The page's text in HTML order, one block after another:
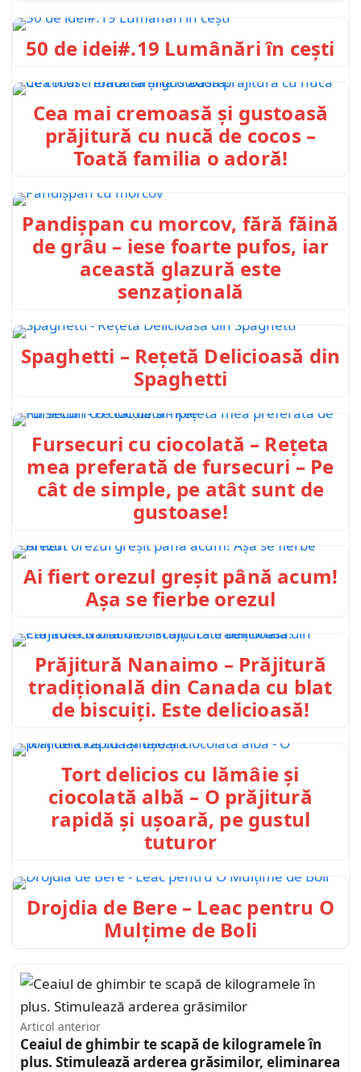
50 de idei#.19 Lumânări în ceşti
Cea mai cremoasă și gustoasă
prăjitură cu nucă de cocos –
Toată familia o adoră!
Pandișpan cu morcov, fără făină
de grâu – iese foarte pufos, iar
această glazură este
senzațională
Spaghetti – Rețetă Delicioasă din
Spaghetti
Fursecuri cu ciocolată – Rețeta
mea preferată de fursecuri – Pe
cât de simple, pe atât sunt de
gustoase!
Ai fiert orezul greșit până acum!
Așa se fierbe orezul
Prăjitură Nanaimo – Prăjitură
tradițională din Canada cu blat
de biscuiți. Este delicioasă!
Tort delicios cu lămâie și
ciocolată albă – O prăjitură
rapidă și ușoară, pe gustul
tuturor
Drojdia de Bere – Leac pentru O
Mulțime de Boli
Articol anterior
Ceaiul de ghimbir te scapă de kilogramele în
plus. Stimulează arderea grăsimilor, eliminarea